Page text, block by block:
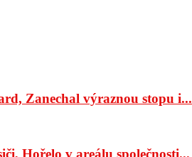
Zanechal výraznou stopu i...
Hořelo v areálu společnosti...